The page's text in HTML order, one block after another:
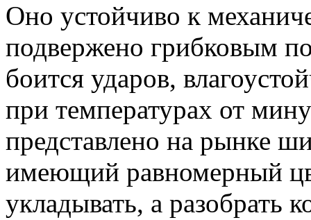
Оно устойчиво к
подвержено грибковым
боится ударов,
при температурах от
представлено на рынке
имеющий равномерный
укладывать, а разобрать